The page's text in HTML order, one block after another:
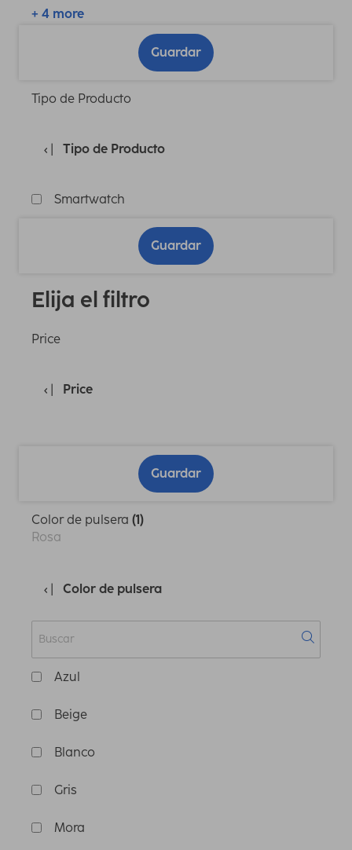
+ 4 more
Guardar
Tipo de Producto
Tipo de Producto
Smartwatch
Guardar
Elija el filtro
Price
Price
Guardar
Color de pulsera (1)
Rosa
Color de pulsera
Azul
Beige
Blanco
Gris
Mora